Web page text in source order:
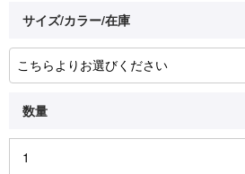
サイズ/カラー/在庫